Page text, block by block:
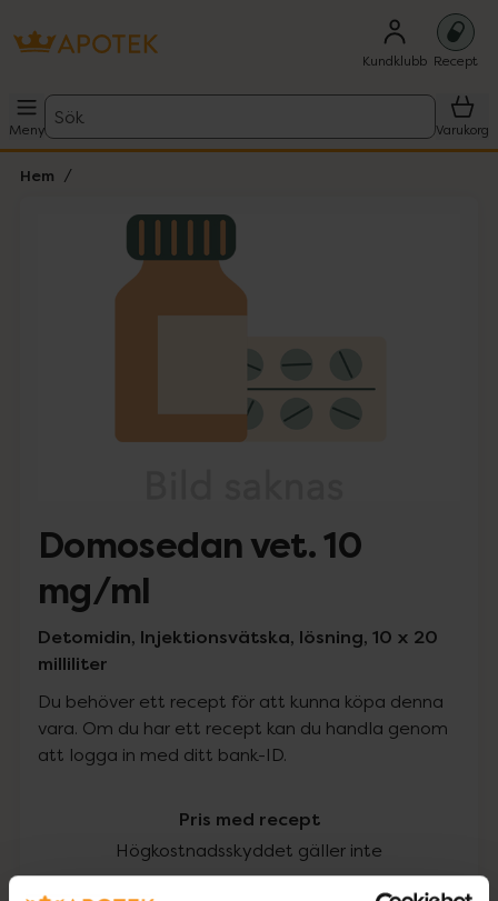
Kundklubb Recept
Meny
Sök
Varukorg
Hem
Lista: . Innehåller 1 objekt.
Domosedan vet. 10
mg/ml
Detomidin, Injektionsvätska, lösning, 10 x 20
milliliter
Du behöver ett recept för att kunna köpa denna
vara. Om du har ett recept kan du handla genom
att logga in med ditt bank-ID.
Pris med recept
Högkostnadsskyddet gäller inte